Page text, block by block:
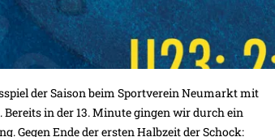
der Saison beim Sportverein Neumarkt mit
in der 13. Minute gingen wir durch ein
Gegen Ende der ersten Halbzeit der Schock: